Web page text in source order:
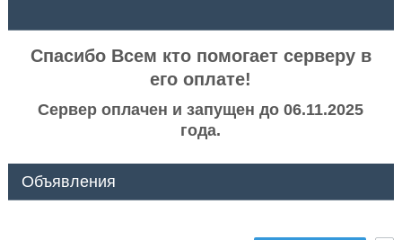
Спасибо Всем кто помогает серверу в
его оплате!
Сервер оплачен и запущен до 06.11.2025
года.
Объявления